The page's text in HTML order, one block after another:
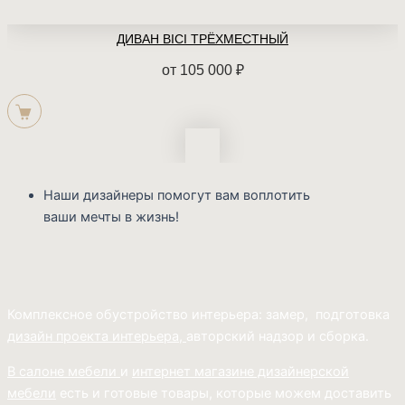
ДИВАН BICI ТРЁХМЕСТНЫЙ
от 105 000 ₽
Наши дизайнеры помогут вам воплотить
ваши мечты в жизнь!
Комплексное обустройство интерьера: замер, подготовка
дизайн проекта интерьера, авторский надзор и сборка.
В салоне мебели и интернет магазине дизайнерской
мебели есть и готовые товары, которые можем доставить